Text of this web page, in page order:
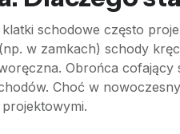
schodowe często
w zamkach) schody
Obrońca cofający
Choć w